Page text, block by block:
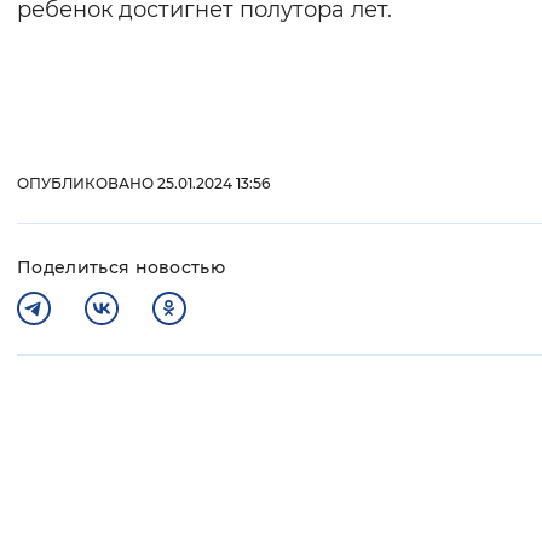
ребенок достигнет полутора лет.
ОПУБЛИКОВАНО 25.01.2024 13:56
Поделиться новостью